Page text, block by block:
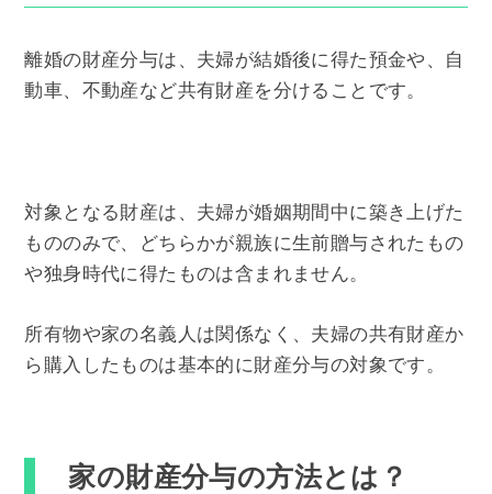
離婚の財産分与は、夫婦が結婚後に得た預金や、自
動車、不動産など共有財産を分けることです。
対象となる財産は、夫婦が婚姻期間中に築き上げた
もののみで、どちらかが親族に生前贈与されたもの
や独身時代に得たものは含まれません。
所有物や家の名義人は関係なく、夫婦の共有財産か
ら購入したものは基本的に財産分与の対象です。
家の財産分与の方法とは？